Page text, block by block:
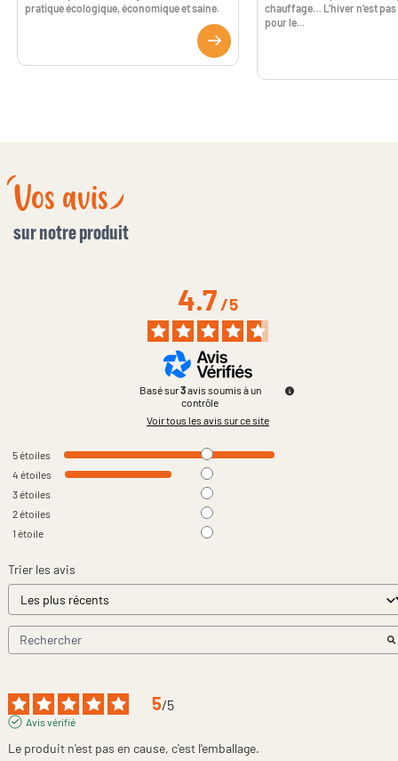
pratique écologique, économique et saine.
chauffage… L’hiver n’est
pour le...
Vos avis
sur notre produit
4.7/5
Basé sur3avis soumis à un
contrôle
Voir tous les avis sur ce site
5étoiles
4 étoiles
3étoiles
2étoiles
1 étoile
Trier les avis
5/5
Avis vérifié
Le produit n'est pas en cause, c'est l'emballage.